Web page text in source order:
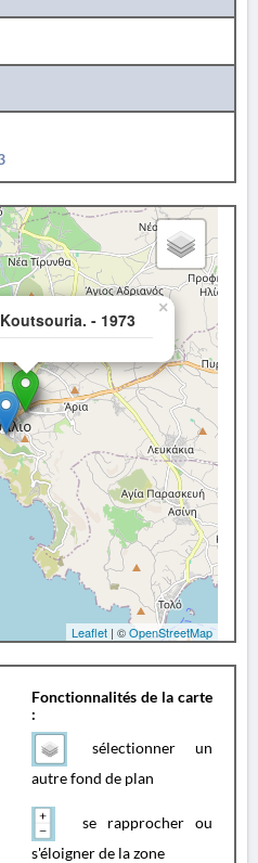
- 1973
×
Leaflet | ©OpenStreetMap
Fonctionnalités de la carte
:
sélectionner un
autre fond de plan
se rapprocher ou
s'éloigner de la zone